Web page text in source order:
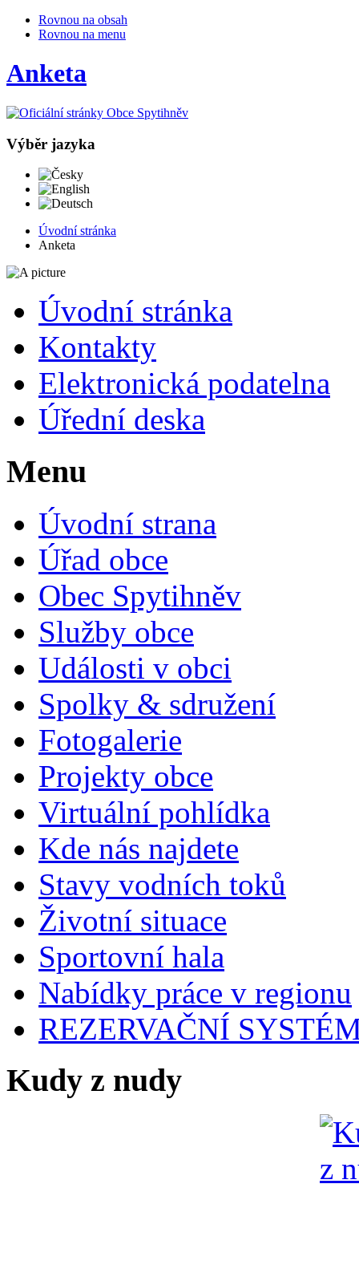
Rovnou na obsah
Rovnou na menu
Anketa
Výběr jazyka
Česky
Úvodní stránka
Anketa
Úvodní stránka
Kontakty
Elektronická podatelna
Úřední deska
Menu
Úvodní strana
Úřad obce
Obec Spytihněv
Služby obce
Události v obci
Spolky & sdružení
Fotogalerie
Projekty obce
Virtuální pohlídka
Kde nás najdete
Stavy vodních toků
Životní situace
Sportovní hala
Nabídky práce v regionu
REZERVAČNÍ
Kudy z nudy